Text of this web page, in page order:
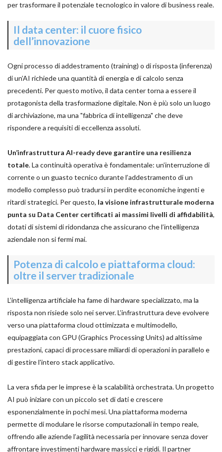
per trasformare il potenziale tecnologico in valore di business reale.
Il data center: il cuore fisico
dell’innovazione
Ogni processo di addestramento (training) o di risposta (inferenza)
di un’AI richiede una quantità di energia e di calcolo senza
precedenti. Per questo motivo, il data center torna a essere il
protagonista della trasformazione digitale. Non è più solo un luogo
di archiviazione, ma una "fabbrica di intelligenza" che deve
rispondere a requisiti di eccellenza assoluti.
Un’infrastruttura AI-ready deve garantire una resilienza
totale. La continuità operativa è fondamentale: un’interruzione di
corrente o un guasto tecnico durante l’addestramento di un
modello complesso può tradursi in perdite economiche ingenti e
ritardi strategici. Per questo, la visione infrastrutturale moderna
punta su Data Center certificati ai massimi livelli di affidabilità,
dotati di sistemi di ridondanza che assicurano che l’intelligenza
aziendale non si fermi mai.
Potenza di calcolo e piattaforma cloud:
oltre il server tradizionale
L’intelligenza artificiale ha fame di hardware specializzato, ma la
risposta non risiede solo nei server. L’infrastruttura deve evolvere
verso una piattaforma cloud ottimizzata e multimodello,
equipaggiata con GPU (Graphics Processing Units) ad altissime
prestazioni, capaci di processare miliardi di operazioni in parallelo e
di gestire l'intero stack applicativo.
La vera sfida per le imprese è la scalabilità orchestrata. Un progetto
AI può iniziare con un piccolo set di dati e crescere
esponenzialmente in pochi mesi. Una piattaforma moderna
permette di modulare le risorse computazionali in tempo reale,
offrendo alle aziende l’agilità necessaria per innovare senza dover
affrontare investimenti hardware massicci e rigidi. Il partner